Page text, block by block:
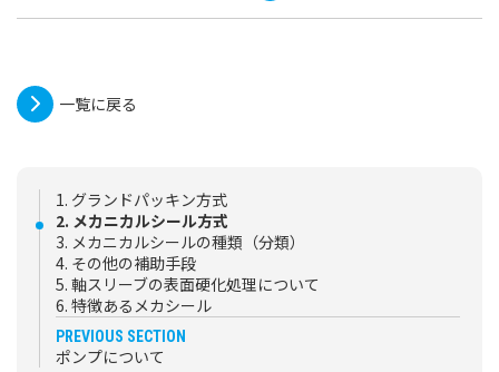
1. グランドパッキン方式
2. メカニカルシール方式
3. メカニカルシールの種類（分類）
4. その他の補助手段
5. 軸スリーブの表面硬化処理について
6. 特徴あるメカシール
PREVIOUS SECTION
ポンプについて
一覧に戻る